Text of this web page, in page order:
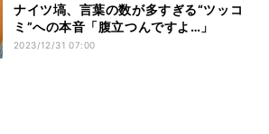
ナイツ塙、言葉の数が多すぎる“ツッコ
ミ”への本音「腹立つんですよ…」
2023/12/31 07:00